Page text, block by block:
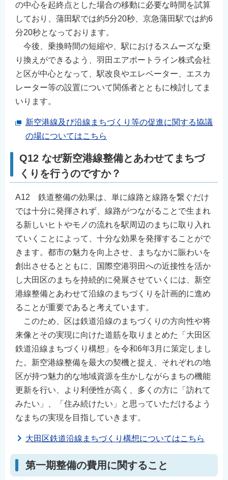
の中心を起終点とした場合の移動に必要な時間を試算
しており、蒲田駅では約5分20秒、京急蒲田駅では約6
分20秒となっております。
今後、乗換時間の短縮や、駅におけるスムーズな乗
り換えができるよう、羽田エアポートライン株式会社
と区が中心となって、駅改良やエレベーター、エスカ
レーター等の設置について関係者とともに検討してま
いります。
新空港線及び沿線まちづくり等の促進に関する協議
の場についてはこちら
Q12 なぜ新空港線整備とあわせてまちづ
くりを行うのですか？
A12 鉄道整備の効果は、単に線路と線路を繋ぐだけ
では十分に発揮されず、線路がつながることで生まれ
る新しいヒトやモノの流れを駅周辺のまちに取り入れ
ていくことによって、十分な効果を発揮することがで
きます。都市の魅力を向上させ、まちなかに賑わいを
創出させるとともに、国際空港羽田への近接性を活か
し大田区のまちを持続的に発展させていくには、新空
港線整備とあわせて沿線のまちづくりを計画的に進め
ることが重要であると考えています。
このため、区は鉄道沿線のまちづくりの方向性や将
来像とその実現に向けた道筋を取りまとめた「大田区
鉄道沿線まちづくり構想」を令和6年3月に策定しまし
た。新空港線整備を最大の契機と捉え、それぞれの地
区が持つ魅力的な地域資源を生かしながらまちの機能
更新を行い、より利便性が高く、多くの方に「訪れて
みたい」、「住み続けたい」と思っていただけるよう
なまちの実現を目指していきます。
大田区鉄道沿線まちづくり構想についてはこちら
第一期整備の費用に関すること